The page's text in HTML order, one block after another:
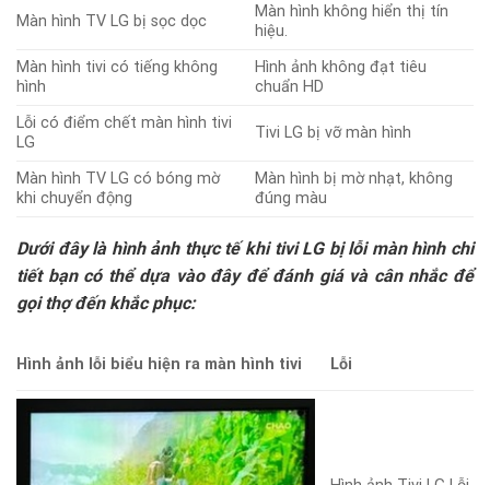
Màn hình TV LG bị sọc dọc
Màn hình không hiển thị tín
hiệu.
Màn hình tivi có tiếng không
hình
Hình ảnh không đạt tiêu
chuẩn HD
Lỗi có điểm chết màn hình tivi
LG
Tivi LG bị vỡ màn hình
Màn hình TV LG có bóng mờ
khi chuyển động
Màn hình bị mờ nhạt, không
đúng màu
Dưới đây là hình ảnh thực tế khi tivi LG bị lỗi màn hình chi
tiết bạn có thể dựa vào đây để đánh giá và cân nhắc để
gọi thợ đến khắc phục:
Hình ảnh lỗi biểu hiện ra màn hình tivi Lỗi